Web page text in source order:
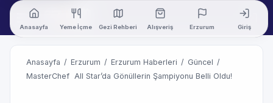
Anasayfa Yeme İçme Gezi Rehberi Alışveriş Erzurum Giriş
Anasayfa / Erzurum / Erzurum Haberleri / Güncel /
MasterChef All Star’da Gönüllerin Şampiyonu Belli Oldu!